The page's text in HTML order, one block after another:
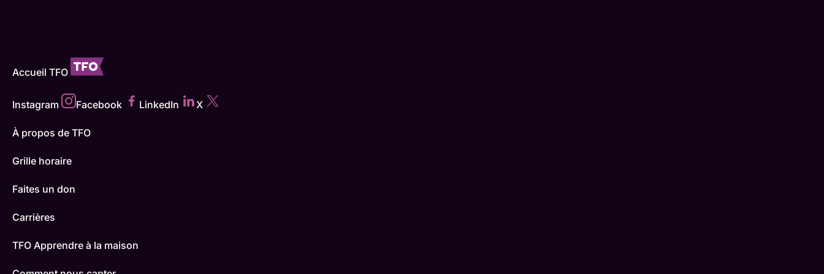
Accueil TFO
Instagram Facebook LinkedIn X
À propos de TFO
Grille horaire
Faites un don
Carrières
TFO Apprendre à la maison